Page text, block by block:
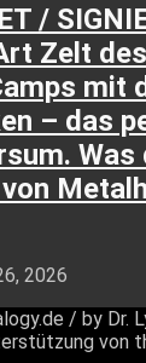
/
Zelt
mit
– das
Was
2026
/ by Dr.
von